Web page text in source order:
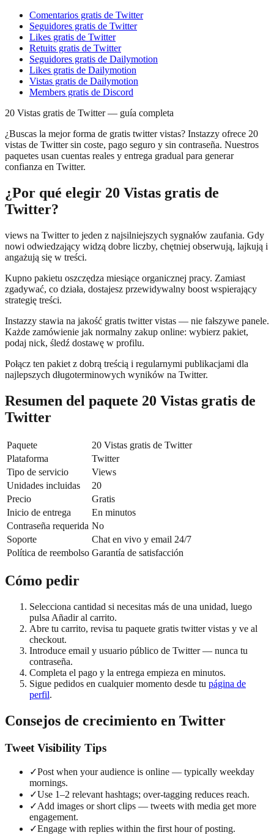
Comentarios gratis de Twitter
Seguidores gratis de Twitter
Likes gratis de Twitter
Retuits gratis de Twitter
Seguidores gratis de Dailymotion
Likes gratis de Dailymotion
Vistas gratis de Dailymotion
Members gratis de Discord
20 Vistas gratis de Twitter — guía completa
¿Buscas la mejor forma de gratis twitter vistas? Instazzy ofrece 20
vistas de Twitter sin coste, pago seguro y sin contraseña. Nuestros
paquetes usan cuentas reales y entrega gradual para generar
confianza en Twitter.
¿Por qué elegir 20 Vistas gratis de
Twitter?
views na Twitter to jeden z najsilniejszych sygnałów zaufania. Gdy
nowi odwiedzający widzą dobre liczby, chętniej obserwują, lajkują i
angażują się w treści.
Kupno pakietu oszczędza miesiące organicznej pracy. Zamiast
zgadywać, co działa, dostajesz przewidywalny boost wspierający
strategię treści.
Instazzy stawia na jakość gratis twitter vistas — nie fałszywe panele.
Każde zamówienie jak normalny zakup online: wybierz pakiet,
podaj nick, śledź dostawę w profilu.
Połącz ten pakiet z dobrą treścią i regularnymi publikacjami dla
najlepszych długoterminowych wyników na Twitter.
Resumen del paquete 20 Vistas gratis de
Twitter
Paquete
20 Vistas gratis de Twitter
Plataforma
Twitter
Tipo de servicio
Views
Unidades incluidas
20
Precio
Gratis
Inicio de entrega
En minutos
Contraseña requerida No
Soporte
Chat en vivo y email 24/7
Política de reembolso Garantía de satisfacción
Cómo pedir
Selecciona cantidad si necesitas más de una unidad, luego
pulsa Añadir al carrito.
Abre tu carrito, revisa tu paquete gratis twitter vistas y ve al
checkout.
Introduce email y usuario público de Twitter — nunca tu
contraseña.
Completa el pago y la entrega empieza en minutos.
Sigue pedidos en cualquier momento desde tu página de
perfil.
Consejos de crecimiento en Twitter
Tweet Visibility Tips
✓Post when your audience is online — typically weekday
mornings.
✓Use 1–2 relevant hashtags; over-tagging reduces reach.
✓Add images or short clips — tweets with media get more
engagement.
✓Engage with replies within the first hour of posting.